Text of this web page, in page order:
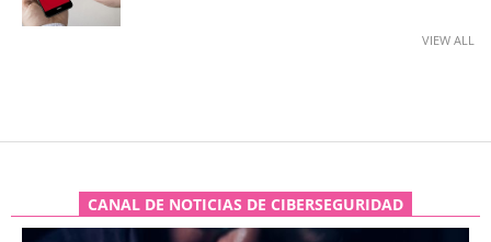
VIEW ALL
CANAL DE NOTICIAS DE CIBERSEGURIDAD